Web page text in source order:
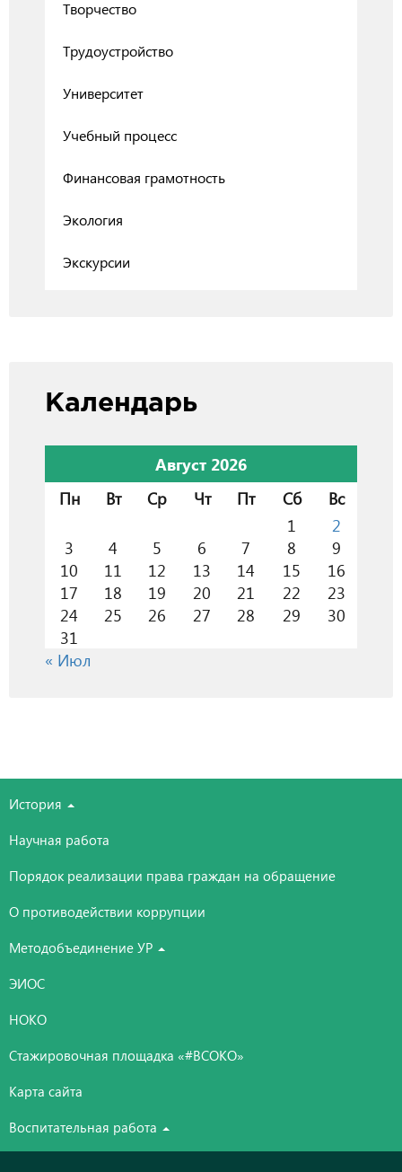
Творчество
Трудоустройство
Университет
Учебный процесс
Финансовая грамотность
Экология
Экскурсии
Календарь
Август 2026
Пн
Вт Ср Чт Пт Сб
Вс
1
2
3
4 5 6 7 8
9
10
11 12 13 14 15
16
17
18 19 20 21 22
23
24
25 26 27 28 29
30
31
« Июл
История
Научная работа
Порядок реализации права граждан на обращение
О противодействии коррупции
Методобъединение УР
ЭИОС
НОКО
Стажировочная площадка «#ВСОКО»
Карта сайта
Воспитательная работа